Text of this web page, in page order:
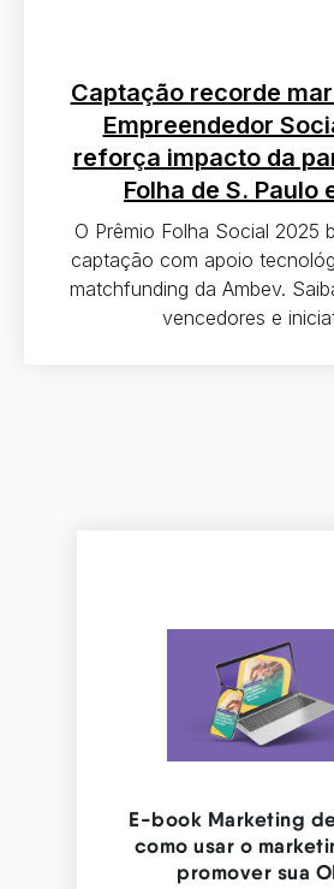
Captação recorde
Empreendedor
reforça impacto da
Folha de S. Paulo
O Prêmio Folha Social 2025
captação com apoio
matchfunding da Ambev.
vencedores e
E-book Marketing
como usar o
promover sua